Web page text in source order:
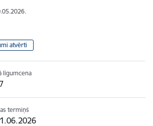
atvērti
līgumcena
termiņš